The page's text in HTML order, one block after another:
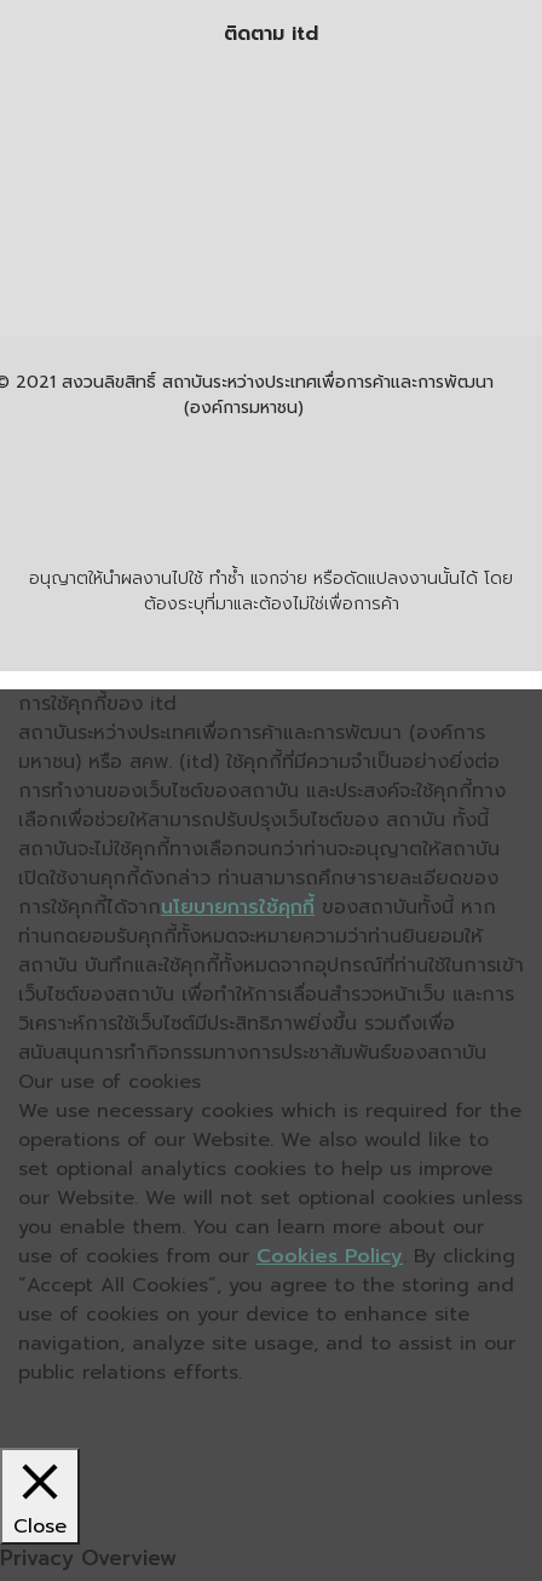
ติดตาม itd
อนุญาตให้นำผลงานไปใช้ ทำซ้ำ แจกจ่าย หรือดัดแปลงงานนั้นได้ โดย
ต้องระบุที่มาและต้องไม่ใช่เพื่อการค้า
2021 สงวนลิขสิทธิ์ สถาบันระหว่างประเทศเพื่อการค้าและการพัฒนา
(องค์การมหาชน)
การใช้คุกกี้ของ itd
สถาบันระหว่างประเทศเพื่อการค้าและการพัฒนา (องค์การ
มหาชน) หรือ สคพ. (itd) ใช้คุกกี้ที่มีความจำเป็นอย่างยิ่งต่อ
การทำงานของเว็บไซต์ของสถาบัน และประสงค์จะใช้คุกกี้ทาง
เลือกเพื่อช่วยให้สามารถปรับปรุงเว็บไซต์ของ สถาบัน ทั้งนี้
สถาบันจะไม่ใช้คุกกี้ทางเลือกจนกว่าท่านจะอนุญาตให้สถาบัน
เปิดใช้งานคุกกี้ดังกล่าว ท่านสามารถศึกษารายละเอียดของ
การใช้คุกกี้ได้จากนโยบายการใช้คุกกี้ ของสถาบันทั้งนี้ หาก
ท่านกดยอมรับคุกกี้ทั้งหมดจะหมายความว่าท่านยินยอมให้
สถาบัน บันทึกและใช้คุกกี้ทั้งหมดจากอุปกรณ์ที่ท่านใช้ในการเข้า
เว็บไซต์ของสถาบัน เพื่อทำให้การเลื่อนสำรวจหน้าเว็บ และการ
วิเคราะห์การใช้เว็บไซต์มีประสิทธิภาพยิ่งขึ้น รวมถึงเพื่อ
สนับสนุนการทำกิจกรรมทางการประชาสัมพันธ์ของสถาบัน
Our use of cookies
We use necessary cookies which is required for the
operations of our Website. We also would like to
set optional analytics cookies to help us improve
our Website. We will not set optional cookies unless
you enable them. You can learn more about our
use of cookies from our Cookies Policy. By clicking
“Accept All Cookies”, you agree to the storing and
use of cookies on your device to enhance site
navigation, analyze site usage, and to assist in our
public relations efforts.
Close
Privacy Overview